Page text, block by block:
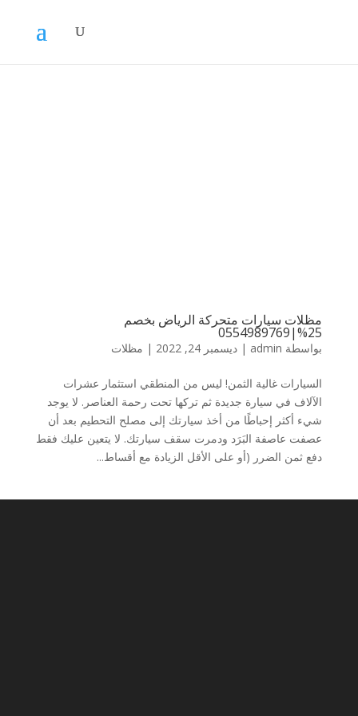
مظلات سيارات متحركة الرياض بخصم
25%|0554989769
بواسطة admin
| ديسمبر 24, 2022 | مظلات
السيارات غالية الثمن! ليس من المنطقي استثمار عشرات
الآلاف في سيارة جديدة ثم تركها تحت رحمة العناصر. لا يوجد
شيء أكثر إحباطًا من أخذ سيارتك إلى مصلح التحطيم بعد أن
عصفت عاصفة البَرَد ودمرت سقف سيارتك. لا يتعين عليك فقط
دفع ثمن الضرر (أو على الأقل الزيادة مع أقساط...